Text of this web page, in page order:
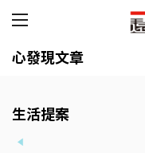
心發現文章
生活提案